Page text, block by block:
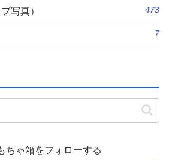
写真） 473
7
ちゃ箱をフォローする